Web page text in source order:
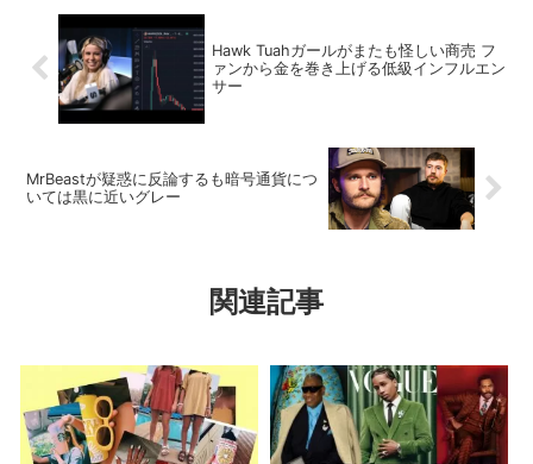
Hawk Tuahガールがまたも怪しい商売 フ
ァンから金を巻き上げる低級インフルエン
サー
MrBeastが疑惑に反論するも暗号通貨につ
いては黒に近いグレー
関連記事